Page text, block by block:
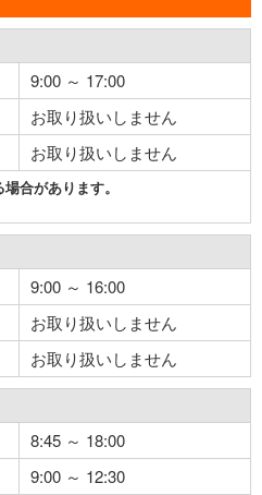
9:00 ～ 17:00
お取り扱いしません
お取り扱いしません
合があります。
9:00 ～ 16:00
お取り扱いしません
お取り扱いしません
8:45 ～ 18:00
9:00 ～ 12:30